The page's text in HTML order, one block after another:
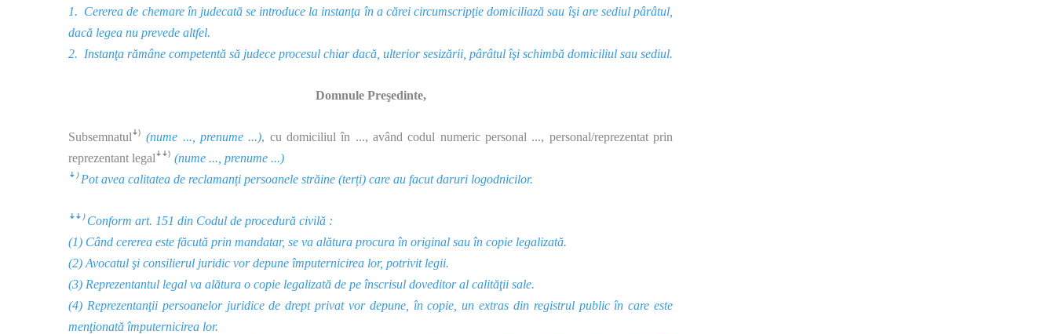
1. Cererea de chemare în judecată se introduce la instanţa în a cărei circumscripţie domiciliază sau îşi are sediul pârâtul,
dacă legea nu prevede altfel.
2. Instanţa rămâne competentă să judece procesul chiar dacă, ulterior sesizării, pârâtul îşi schimbă domiciliul sau sediul.
Domnule Preşedinte,
Subsemnatulꜜ⁾(nume ..., prenume ...), cu domiciliul în ..., având codul numeric personal ..., personal/reprezentat prin
reprezentant legalꜜꜜ⁾ (nume ..., prenume ...)
ꜜ⁾ Pot avea calitatea de reclamanți persoanele străine (terți) care au facut daruri logodnicilor.
ꜜꜜ⁾ Conform art. 151 din Codul de procedură civilă :
(1) Când cererea este făcută prin mandatar, se va alătura procura în original sau în copie legalizată.
(2) Avocatul şi consilierul juridic vor depune împuternicirea lor, potrivit legii.
(3) Reprezentantul legal va alătura o copie legalizată de pe înscrisul doveditor al calităţii sale.
(4) Reprezentanţii persoanelor juridice de drept privat vor depune, în copie, un extras din registrul public în care este
menţionată împuternicirea lor.